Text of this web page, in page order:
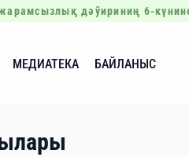
дәўириниң 6-
МЕДИАТЕКА БАЙЛАНЫС